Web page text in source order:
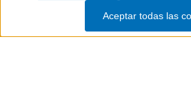
gastos de envío, a menos que se
Aceptar todas las